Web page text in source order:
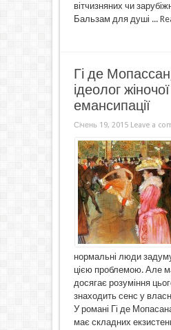
вітчизняних чи
Бальзам для душі ...
Гі де
ідеолог жіночої
емансипації
Січень 19, 2015 Leave a
нормальні люди
цією проблемою. Але
досягає розуміння
знаходить сенс у
У романі Гі де
має складних